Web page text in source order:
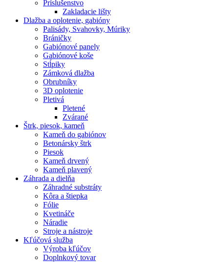
Príslušenstvo
Zakladacie lišty
Dlažba a oplotenie, gabióny
Palisády, Svahovky, Múriky
Bráničky
Gabiónové panely
Gabiónové koše
Stĺpiky
Zámková dlažba
Obrubníky
3D oplotenie
Pletivá
Pletené
Zvárané
Štrk, piesok, kameň
Kameň do gabiónov
Betonársky štrk
Piesok
Kameň drvený
Kameň plavený
Záhrada a dielňa
Záhradné substráty
Kôra a štiepka
Fólie
Kvetináče
Náradie
Stroje a nástroje
Kľúčová služba
Výroba kľúčov
Doplnkový tovar